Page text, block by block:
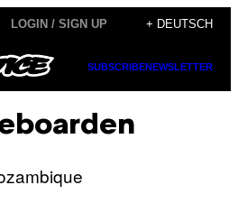
LOGIN / SIGN UP + DEUTSCH
SUBSCRIBENEWSLETTER